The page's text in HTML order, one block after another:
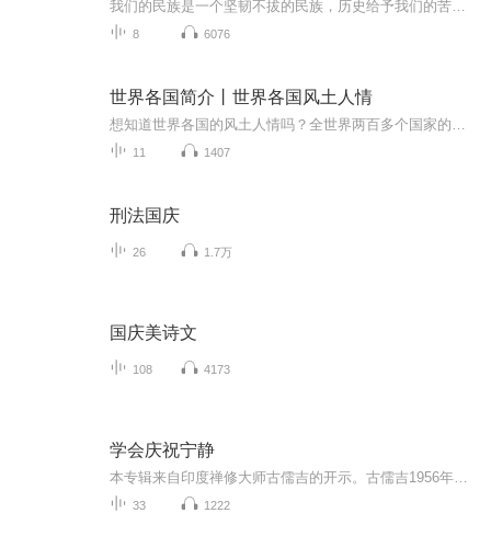
8 6076
世界各国简介丨世界各国风土人情
11 1407
刑法国庆
26 1.7万
国庆美诗文
108 4173
学会庆祝宁静
33 1222